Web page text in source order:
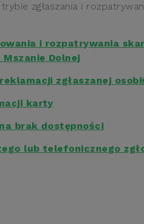
zgłaszania i
i rozpatrywania
Dolnej
zgłaszanej
karty
brak dostępności
lub telefonicznego